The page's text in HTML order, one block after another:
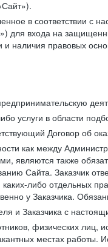
в соответствии с
для входа на
наличия правовых
услуги в области
Договор об
как между
являются также
Сайта. Заказчик
либо отдельных
у Заказчика.
и Заказчика с
физических
местах работы.